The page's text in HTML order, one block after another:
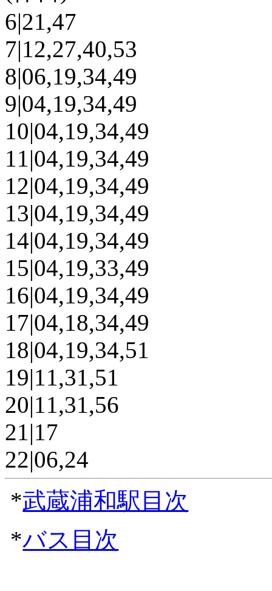
6|21,47
7|12,27,40,53
8|06,19,34,49
9|04,19,34,49
10|04,19,34,49
11|04,19,34,49
12|04,19,34,49
13|04,19,34,49
14|04,19,34,49
15|04,19,33,49
16|04,19,34,49
17|04,18,34,49
18|04,19,34,51
19|11,31,51
20|11,31,56
21|17
22|06,24
*武蔵浦和駅目次
*バス目次